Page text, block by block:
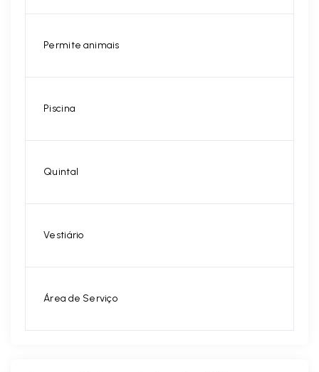
Permite animais
Piscina
Quintal
Vestiário
Área de Serviço